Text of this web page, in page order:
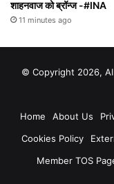
शाहनवाज को ब्रॉन्ज -#INA
11 minutes ago
© Copyright 2026,
Home
About Us
Cookies Policy
Member TOS